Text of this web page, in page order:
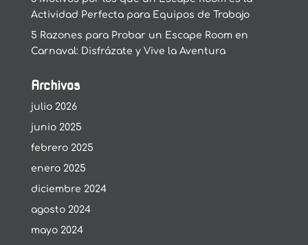
Actividad Perfecta para Equipos de Trabajo
5 Razones para Probar un Escape Room en
Carnaval: Disfrázate y Vive la Aventura
Archivos
julio 2026
junio 2025
febrero 2025
enero 2025
diciembre 2024
agosto 2024
mayo 2024